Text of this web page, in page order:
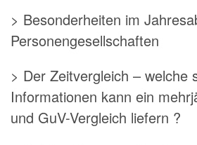
> Besonderheiten im
Personengesellschaften
> Der Zeitvergleich – welche
Informationen kann ein
und GuV-Vergleich liefern ?